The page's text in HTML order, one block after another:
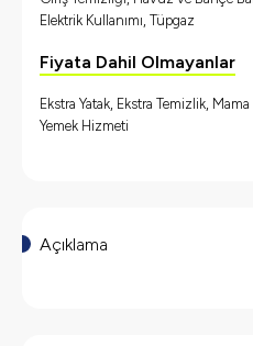
Elektrik Kullanımı, Tüpgaz
Fiyata Dahil Olmayanlar
Ekstra Yatak, Ekstra Temizlik,
Yemek Hizmeti
Açıklama